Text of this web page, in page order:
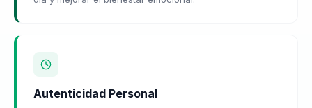
Autenticidad Personal